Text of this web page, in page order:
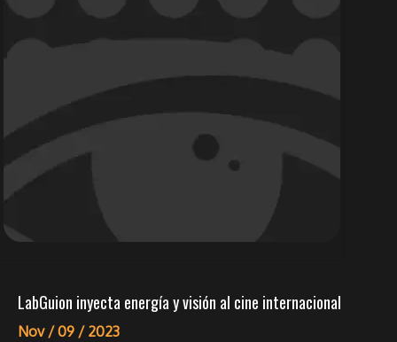
LabGuion inyecta energía y visión al cine internacional
Nov / 09 / 2023